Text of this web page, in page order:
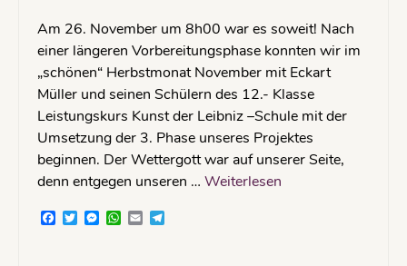
Am 26. November um 8h00 war es soweit! Nach
einer längeren Vorbereitungsphase konnten wir im
„schönen“ Herbstmonat November mit Eckart
Müller und seinen Schülern des 12.- Klasse
Leistungskurs Kunst der Leibniz –Schule mit der
Umsetzung der 3. Phase unseres Projektes
beginnen. Der Wettergott war auf unserer Seite,
denn entgegen unseren … Weiterlesen
Facebook
TwitterMessenger
WhatsApp
Email